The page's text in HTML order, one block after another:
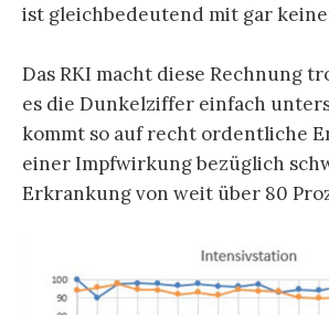
ist gleichbedeutend mit gar
Das RKI macht diese Rechnung
es die Dunkelziffer einfach
kommt so auf recht ordentliche
einer Impfwirkung bezüglich
Erkrankung von weit über 80